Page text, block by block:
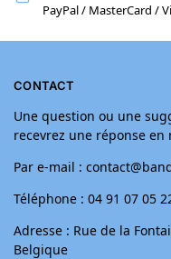
PayPal / MasterCard /
CONTACT
Une question ou une
recevrez une réponse en
Par e-mail :
Téléphone : 04 91 07 05
Adresse : Rue de la
Belgique